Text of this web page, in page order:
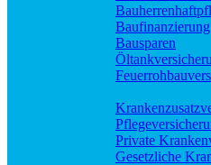
Baufinanzierung
Bausparen
Private
Gesetzliche